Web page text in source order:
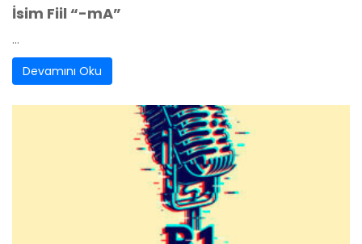
İsim Fiil “-mA”
...
Devamını Oku